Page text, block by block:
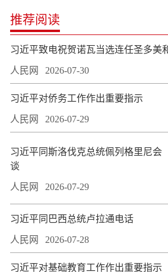
推荐阅读
习近平致电祝贺诺瓦当选连任圣多美
人民网 2026-07-30
习近平对侨务工作作出重要指示
人民网 2026-07-29
习近平同斯洛伐克总统佩列格里尼会
谈
人民网 2026-07-29
习近平同巴西总统卢拉通电话
人民网 2026-07-28
习近平对基础教育工作作出重要指示